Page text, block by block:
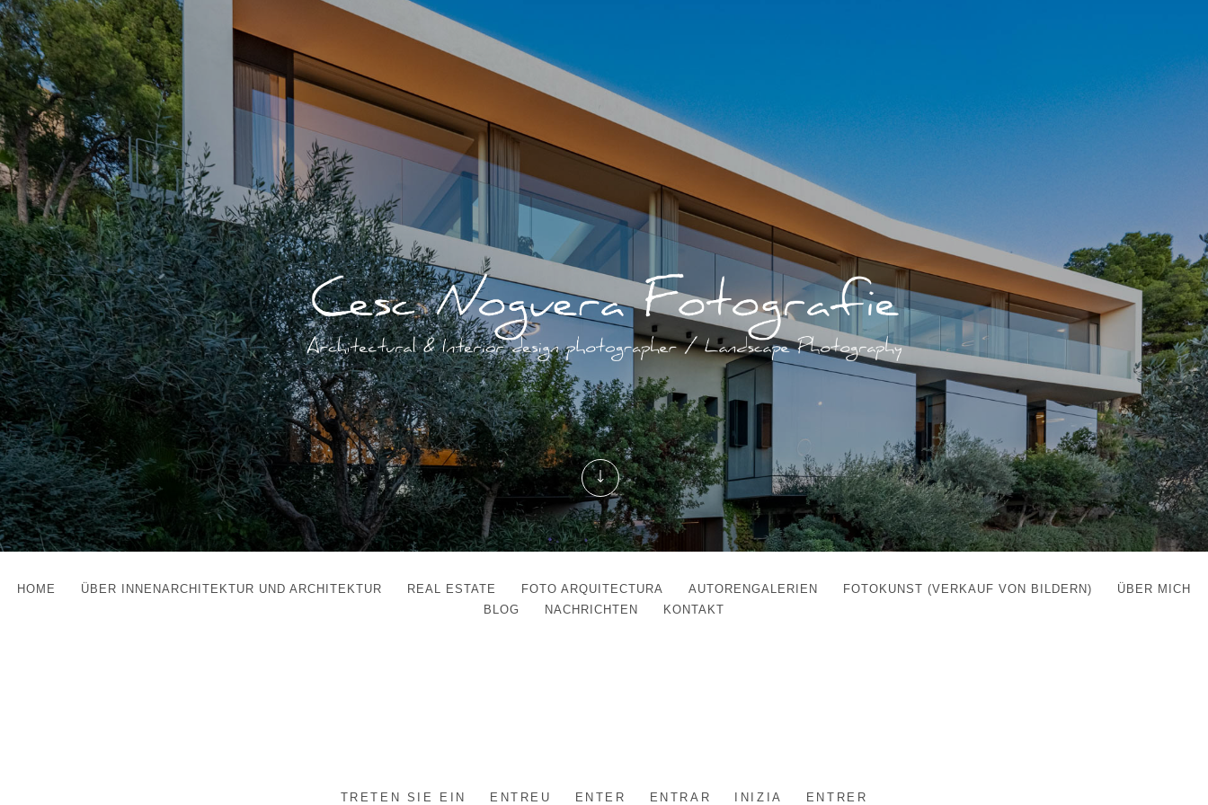
Home
home über innenarchitektur und architektur real estate
foto arquitectura
autorengalerien
fotokunst (verkauf von bildern) über mich
nachrichten
kontakt
catalan english español italiano français
HOME ÜBER INNENARCHITEKTUR UND ARCHITEKTUR REAL ESTATE FOTO ARQUITECTURA AUTORENGALERIEN FOTOKUNST (VERKAUF VON BILDERN)
ÜBER MICH
BLOG
NACHRICHTEN KONTAKT
TRETEN SIE EIN ENTREU ENTER ENTRAR INIZIA ENTRER